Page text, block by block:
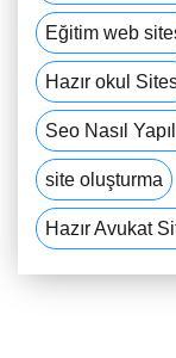
Eğitim web
Hazır okul
Seo Nasıl
site oluşturma
Hazır Avukat